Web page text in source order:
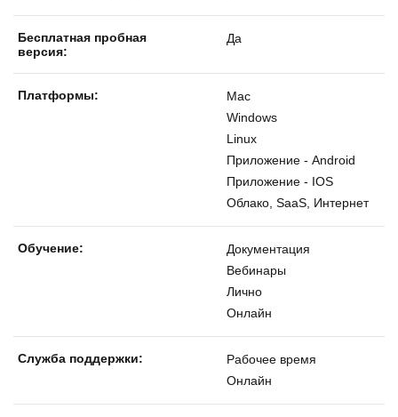
Бесплатная пробная
версия:
Да
Платформы:
Mac
Windows
Linux
Приложение - Android
Приложение - IOS
Облако, SaaS, Интернет
Обучение:
Документация
Вебинары
Лично
Онлайн
Службa поддержки:
Рабочее время
Онлайн